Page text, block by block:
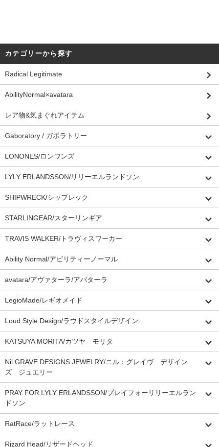
カテゴリーから探す
Radical Legitimate
AbilityNormal×avatara
レア物&気まぐれアイテム
Gaboratory / ガボラトリー
LONONES/ロンワンズ
LYLY ERLANDSSON/リリーエルランドソン
SHIPWRECK/シップレック
STARLINGEAR/スターリンギア
TRAVIS WALKER/トラヴィスワーカー
Ability Normal/アビリティーノーマル
avatara/アヴァターラ/アバターラ
LegioMade/レギオメイド
Loud Style Design/ラウドスタイルデザイン
KATSUYA MORITA/カツヤ モリタ
Nil:GRAVE DESIGNS JEWELRY/ニル：グレイヴ デザイン
ズ ジュエリー
PRAY FOR LYLY ERLANDSSON/プレイフォーリリーエルラン
ドソン
RatRace/ラットレース
Rizard Head/リザードヘッド